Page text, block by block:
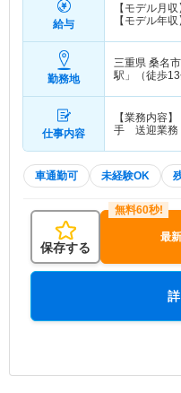
給与
【モデル月収
【モデル年収
勤務地
三重県 桑名市
駅」（徒歩
仕事内容
【業務内容
手 送迎業務
車通勤可 未経験OK
保存する
最